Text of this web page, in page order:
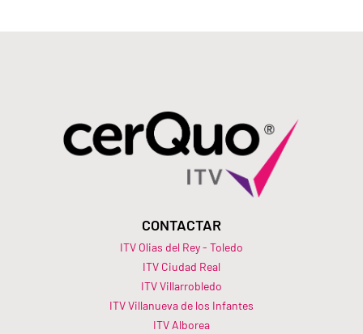
CONTACTAR
ITV Olias del Rey - Toledo
ITV Ciudad Real
ITV Villarrobledo
ITV Villanueva de los Infantes
ITV Alborea